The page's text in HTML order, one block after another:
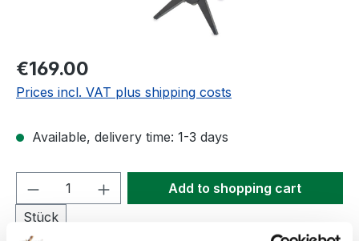
Regular price:
€169.00
Prices incl. VAT plus shipping costs
Available, delivery time: 1-3 days
Product Quantity: Enter the desired
Stück
Add to shopping cart